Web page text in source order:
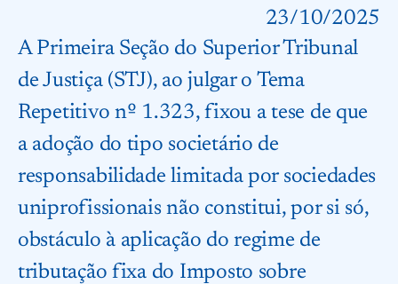
23/10/2025
A Primeira Seção do Superior Tribunal
de Justiça (STJ), ao julgar o Tema
Repetitivo nº 1.323, fixou a tese de que
a adoção do tipo societário de
responsabilidade limitada por sociedades
uniprofissionais não constitui, por si só,
obstáculo à aplicação do regime de
tributação fixa do Imposto sobre